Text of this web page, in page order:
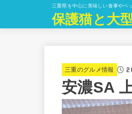
三重県を中心に美味しい食事やペ
保護猫と大
三重のグルメ情報
安濃SA